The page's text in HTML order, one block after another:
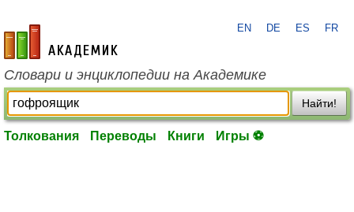
academic.ru
EN DE ES FR
Словари и энциклопедии на Академике
Найти!
Толкования Переводы Книги Игры ⚽